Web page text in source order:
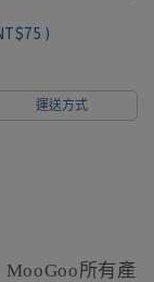
)
運送方式
MooGoo所有產